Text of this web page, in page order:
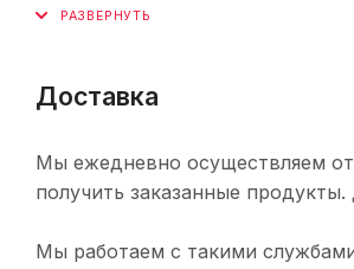
Доставка
Мы ежедневно осуществляем
получить заказанные
Мы работаем с такими